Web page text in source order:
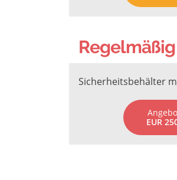
Regelmäßig
Sicherheitsbehälter
EUR